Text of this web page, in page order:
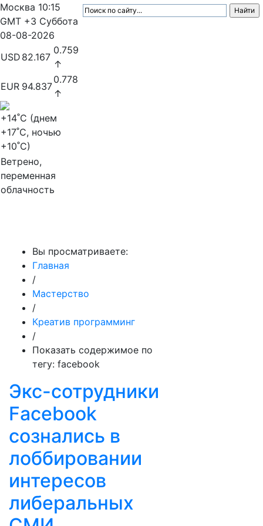
Москва 10:15
GMT +3 Суббота
08-08-2026
USD 82.167
0.759
↑
EUR 94.837
0.778
↑
+14˚C (днем
+17˚C, ночью
+10˚C)
Ветрено,
переменная
облачность
Вы просматриваете:
Главная
/
Мастерство
/
Креатив программинг
/
Показать содержимое по
тегу: facebook
Экс-сотрудники
Facebook
сознались в
лоббировании
интересов
либеральных